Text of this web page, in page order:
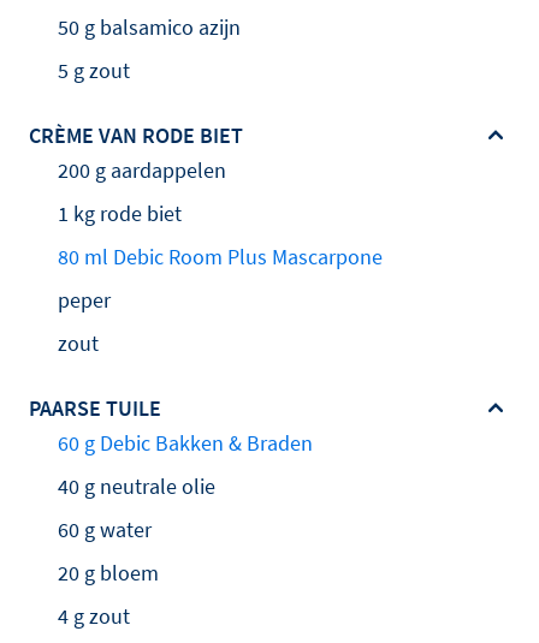
50 g balsamico azijn
5 g zout
CRÈME VAN RODE BIET
200 g aardappelen
1 kg rode biet
80 ml Debic Room Plus Mascarpone
peper
zout
PAARSE TUILE
60 g Debic Bakken & Braden
40 g neutrale olie
60 g water
20 g bloem
4 g zout